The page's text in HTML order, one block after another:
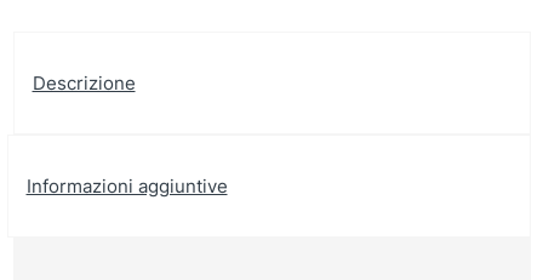
Descrizione
Informazioni aggiuntive